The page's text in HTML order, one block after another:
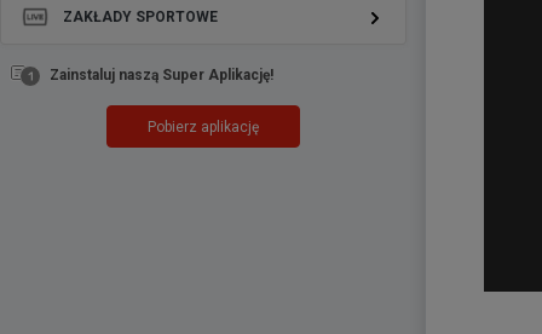
ZAKŁADY SPORTOWE
Zainstaluj naszą Super Aplikację!
Pobierz aplikację